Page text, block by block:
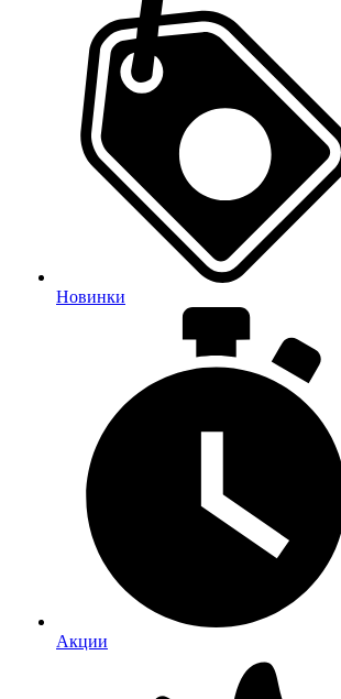
Новинки
Акции